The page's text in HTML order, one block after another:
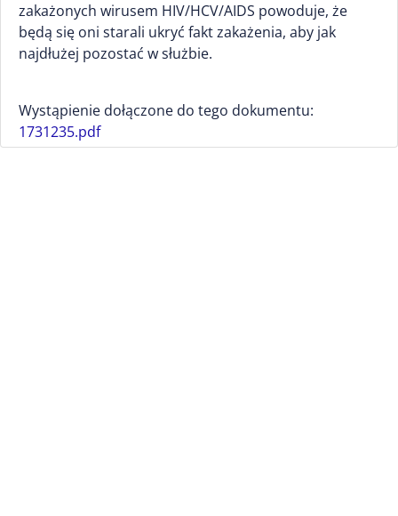
zakażonych wirusem HIV/HCV/AIDS powoduje, że
będą się oni starali ukryć fakt zakażenia, aby jak
najdłużej pozostać w służbie.
Wystąpienie dołączone do tego dokumentu:
1731235.pdf